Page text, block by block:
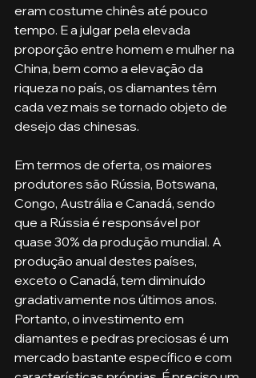
eram costume chinês até pouco
tempo. E a julgar pela elevada
proporção entre homem e mulher na
China, bem como a elevação da
riqueza no país, os diamantes têm
cada vez mais se tornado objeto de
desejo das chinesas.
Em termos de oferta, os maiores
produtores são Rússia, Botswana,
Congo, Austrália e Canadá, sendo
que a Rússia é responsável por
quase 30% da produção mundial. A
produção anual destes países,
exceto o Canadá, tem diminuído
gradativamente nos últimos anos.
Portanto, o investimento em
diamantes e pedras preciosas é um
mercado bastante específico e com